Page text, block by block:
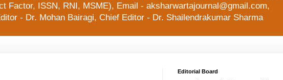
Factor, ISSN, RNI, MSME), Email - aksharwartajournal@gmail.com,
- Dr. Mohan Bairagi, Chief Editor - Dr. Shailendrakumar Sharma
Editorial Board